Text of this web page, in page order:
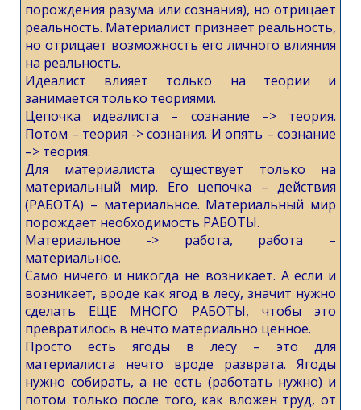
порождения разума или сознания), но отрицает
реальность. Материалист признает реальность,
но отрицает возможность его личного влияния
на реальность.
Идеалист влияет только на теории и
занимается только теориями.
Цепочка идеалиста – сознание –> теория.
Потом – теория -> сознания. И опять – сознание
–> теория.
Для материалиста существует только на
материальный мир. Его цепочка – действия
(РАБОТА) – материальное. Материальный мир
порождает необходимость РАБОТЫ.
Материальное -> работа, работа –
материальное.
Само ничего и никогда не возникает. А если и
возникает, вроде как ягод в лесу, значит нужно
сделать ЕЩЕ МНОГО РАБОТЫ, чтобы это
превратилось в нечто материально ценное.
Просто есть ягоды в лесу – это для
материалиста нечто вроде разврата. Ягоды
нужно собирать, а не есть (работать нужно) и
потом только после того, как вложен труд, от